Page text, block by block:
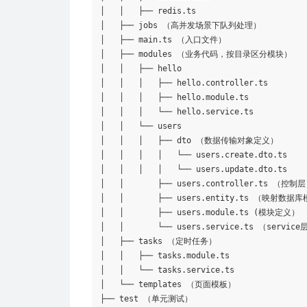
│   │   ├── redis.ts
│   ├── jobs （高并发场景下队列处理）
│   ├── main.ts （入口文件）
│   ├── modules （业务代码，按目录区分模块）
│   │   ├── hello
│   │   │   ├── hello.controller.ts
│   │   │   ├── hello.module.ts
│   │   │   └── hello.service.ts
│   │   └── users
│   │   │   ├── dto （数据传输对象定义）
│   │   │   │   └── users.create.dto.ts
│   │   │   │   └── users.update.dto.ts
│   │       ├── users.controller.ts （控制层
│   │       ├── users.entity.ts （映射数据库模
│   │       ├── users.module.ts (模块定义）
│   │       └── users.service.ts （service层
│   ├── tasks （定时任务）
│   │   ├── tasks.module.ts
│   │   └── tasks.service.ts
│   └── templates （页面模板）
├── test （单元测试）